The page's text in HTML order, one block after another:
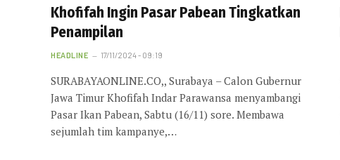
Khofifah Ingin Pasar Pabean Tingkatkan
Penampilan
HEADLINE 17/11/2024 - 09:19
SURABAYAONLINE.CO,, Surabaya – Calon Gubernur
Jawa Timur Khofifah Indar Parawansa menyambangi
Pasar Ikan Pabean, Sabtu (16/11) sore. Membawa
sejumlah tim kampanye,…